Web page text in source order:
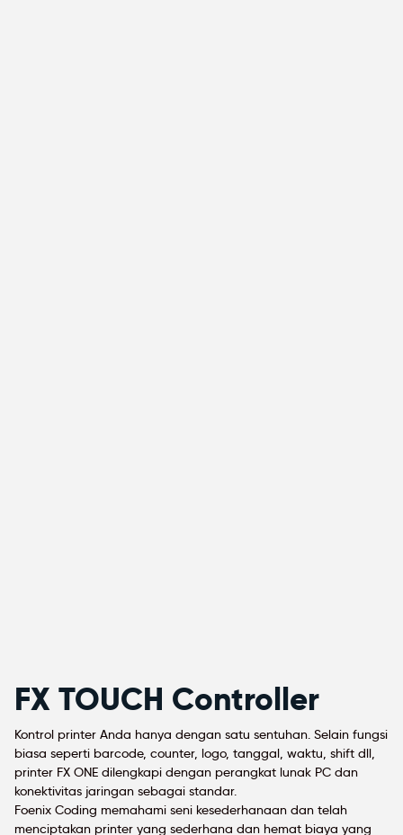
FX TOUCH Controller
Kontrol printer Anda hanya dengan satu sentuhan. Selain fungsi
biasa seperti barcode, counter, logo, tanggal, waktu, shift dll,
printer FX ONE dilengkapi dengan perangkat lunak PC dan
konektivitas jaringan sebagai standar.
Foenix Coding memahami seni kesederhanaan dan telah
menciptakan printer yang sederhana dan hemat biaya yang